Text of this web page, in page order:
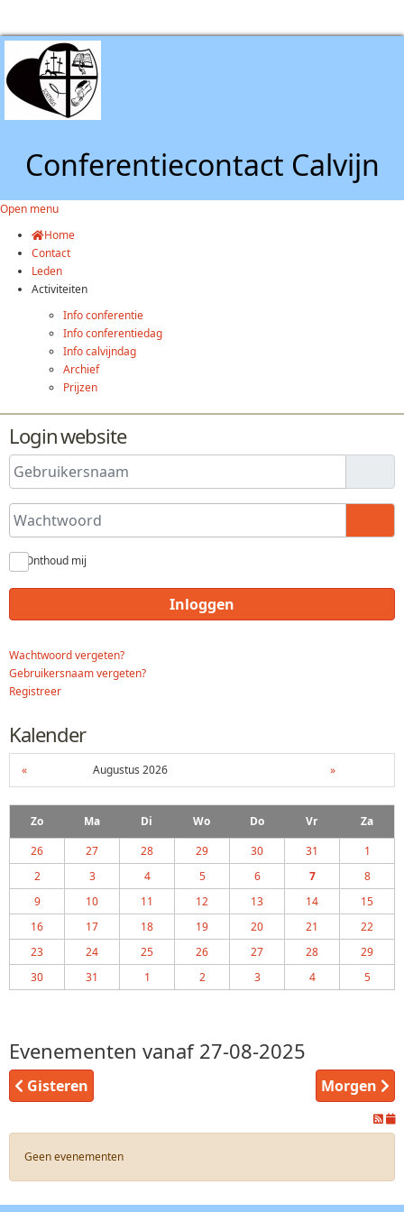
Conferentiecontact Calvijn
Open menu
Home
Contact
Leden
Activiteiten
Info conferentie
Info conferentiedag
Info calvijndag
Archief
Prijzen
Login website
Gebruikersnaam
Wachtwoord
Onthoud mij
Inloggen
Wachtwoord vergeten?
Gebruikersnaam vergeten?
Registreer
Kalender
« Augustus 2026 »
Zo Ma Di Wo Do Vr
Za
26
27 28 29 30 31
1
2
3 4 5 6 7
8
9
10 11 12 13 14
15
16
17 18 19 20 21
22
23
24 25 26 27 28
29
30
31 1 2 3 4 5
Evenementen vanaf 27-08-2025
Gisteren Morgen
Geen evenementen